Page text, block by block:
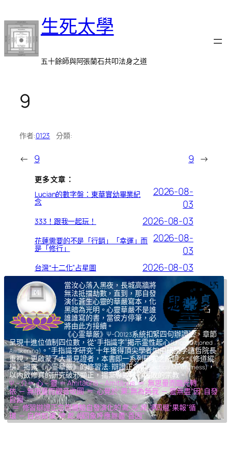
至
主
要
內
生死太學
五十餘師與阿張蘭石共叩法身之道
9
作者:0123 分類:
← 9 9 →
更多文章：
Lucian的數字盤：東華實幼畢業紀
念
2026-08-
03
333！跟我一起玩！ 2026-08-03
花蓮需要的不是「行銷」「幸運」而
是「修行」
2026-08-
03
台灣“十二化”占星圖 2026-08-03
當汝心落入黑夜，長城高牆將
無法抵擋劫數，直到，那自發
演化蒼生心靈的華嚴寫本，化
黑暗為光明。心靈華嚴不是誰
誰誰寫的書，當彼方停筆，必
將由此方接續。
《心霊華厳》Ψ-Ω0123系統扣緊四句辦證法，章節
呈現十進位值制四位數，從“手指識字”揭示霊性起心(Unconditioned
Awakening) 。“手指識字研究”十年獲得頂尖學者如中研院李遠哲院長
重視，更啟蒙了大量見證者，本書即一系列研究之所證。《修道縱
橫》揭露《心霊華厳》的修習法: 辯證正念(Dialectical Mindfulness)，
以內斂修真的研究破邪顯正，揚棄導致核心腐敗的宗教。
Ψ – Ω ＝ 心 – 靈 ＝ Amitābhā – Amitāyus ＝ 無思量而臨光轉
依 ─ 無限量而觀音收圓 ＝ 心覺於“果”,無為無我 ─ 靈無盡“因”,自發
自圓
＝ 修習辯證正念而體驗自發演化的氣,光,我,凈四層“果報”循
環 ─ 自然如復,坤,乾,逅四象呼應無盡“善因”